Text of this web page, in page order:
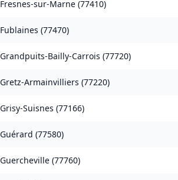
Fresnes-sur-Marne (77410)
Fublaines (77470)
Grandpuits-Bailly-Carrois (77720)
Gretz-Armainvilliers (77220)
Grisy-Suisnes (77166)
Guérard (77580)
Guercheville (77760)